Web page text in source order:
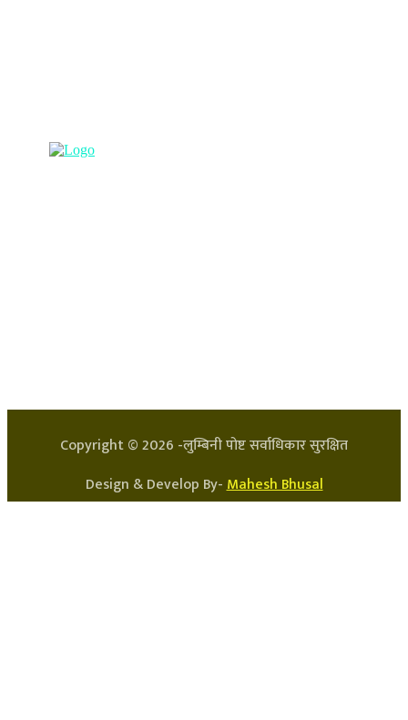
Copyright ©2026 -लुम्बिनी पोष्ट सर्वाधिकार सुरक्षित
Design & Develop By-Mahesh Bhusal